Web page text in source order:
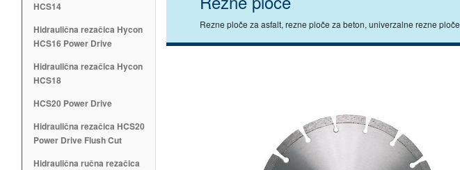
HCS14
Hidraulična rezačica Hycon
HCS16 Power Drive
Hidraulična rezačica Hycon
HCS18
HCS20 Power Drive
Hidraulična rezačica HCS20
Power Drive Flush Cut
Hidraulična ručna rezačica
Rezne ploče za asfalt, rezne ploče za beton, univerzalne rezne ploče